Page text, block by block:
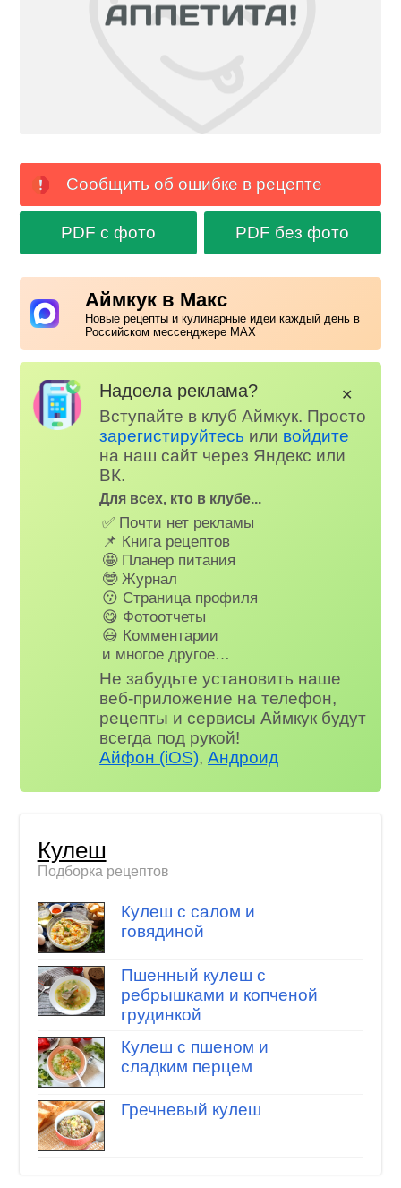
Сообщить об ошибке в рецепте
PDF с фото PDF без фото
Аймкук в Макс
Новые рецепты и кулинарные идеи каждый день в
Российском мессенджере MAX
Надоела реклама?
Вступайте в клуб Аймкук. Просто
зарегистируйтесь или войдите
на наш сайт через Яндекс или
ВК.
Для всех, кто в клубе...
✅ Почти нет рекламы
📌 Книга рецептов
🤩 Планер питания
🤓 Журнал
😗 Страница профиля
😋 Фотоотчеты
😃 Комментарии
и многое другое…
Не забудьте установить наше
веб-приложение на телефон,
рецепты и сервисы Аймкук будут
всегда под рукой!
Айфон (iOS),Андроид
✕
Кулеш
Подборка рецептов
Кулеш с салом и
говядиной
Пшенный кулеш с
ребрышками и копченой
грудинкой
Кулеш с пшеном и
сладким перцем
Гречневый кулеш